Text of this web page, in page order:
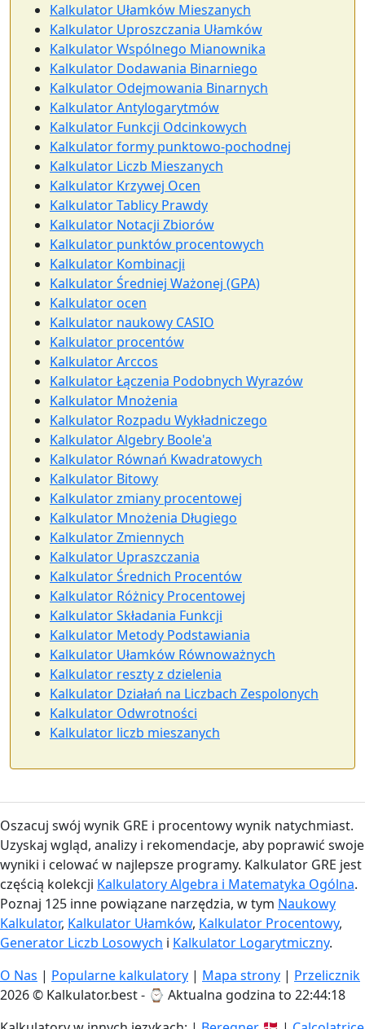
Kalkulator Ułamków Mieszanych
Kalkulator Uproszczania Ułamków
Kalkulator Wspólnego Mianownika
Kalkulator Dodawania Binarniego
Kalkulator Odejmowania Binarnych
Kalkulator Antylogarytmów
Kalkulator Funkcji Odcinkowych
Kalkulator formy punktowo-pochodnej
Kalkulator Liczb Mieszanych
Kalkulator Krzywej Ocen
Kalkulator Tablicy Prawdy
Kalkulator Notacji Zbiorów
Kalkulator punktów procentowych
Kalkulator Kombinacji
Kalkulator Średniej Ważonej (GPA)
Kalkulator ocen
Kalkulator naukowy CASIO
Kalkulator procentów
Kalkulator Arccos
Kalkulator Łączenia Podobnych Wyrazów
Kalkulator Mnożenia
Kalkulator Rozpadu Wykładniczego
Kalkulator Algebry Boole'a
Kalkulator Równań Kwadratowych
Kalkulator Bitowy
Kalkulator zmiany procentowej
Kalkulator Mnożenia Długiego
Kalkulator Zmiennych
Kalkulator Upraszczania
Kalkulator Średnich Procentów
Kalkulator Różnicy Procentowej
Kalkulator Składania Funkcji
Kalkulator Metody Podstawiania
Kalkulator Ułamków Równoważnych
Kalkulator reszty z dzielenia
Kalkulator Działań na Liczbach Zespolonych
Kalkulator Odwrotności
Kalkulator liczb mieszanych
Oszacuj swój wynik GRE i procentowy wynik natychmiast.
Uzyskaj wgląd, analizy i rekomendacje, aby poprawić swoje
wyniki i celować w najlepsze programy. Kalkulator GRE jest
częścią kolekcji Kalkulatory Algebra i Matematyka Ogólna.
Poznaj 125 inne powiązane narzędzia, w tym Naukowy
Kalkulator, Kalkulator Ułamków, Kalkulator Procentowy,
Generator Liczb Losowych i Kalkulator Logarytmiczny.
O Nas | Popularne kalkulatory | Mapa strony | Przelicznik
2026 © Kalkulator.best - ⌚ Aktualna godzina to 22:44:19